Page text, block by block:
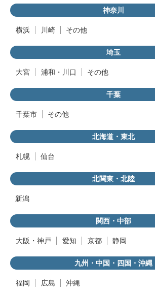
神奈川
横浜 川崎 その他
埼玉
大宮 浦和・川口 その他
千葉
千葉市 その他
北海道・東北
札幌 仙台
北関東・北陸
新潟
関西・中部
大阪・神戸 愛知 京都 静岡
九州・中国・四国・沖縄
福岡 広島 沖縄